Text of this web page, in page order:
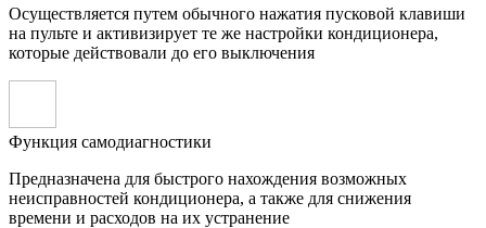
Осуществляется путем обычного нажатия пусковой клавиши
на пульте и активизирует те же настройки кондиционера,
которые действовали до его выключения
Функция самодиагностики
Предназначена для быстрого нахождения возможных
неисправностей кондиционера, а также для снижения
времени и расходов на их устранение